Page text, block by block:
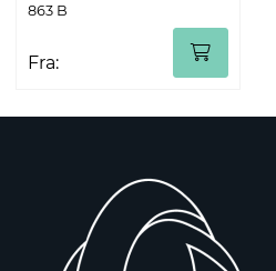
863 B
Fra: